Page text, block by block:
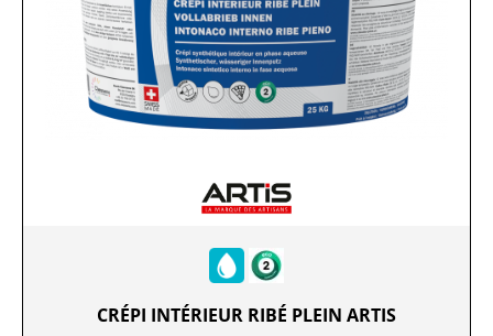
CRÉPI INTÉRIEUR RIBÉ PLEIN ARTIS